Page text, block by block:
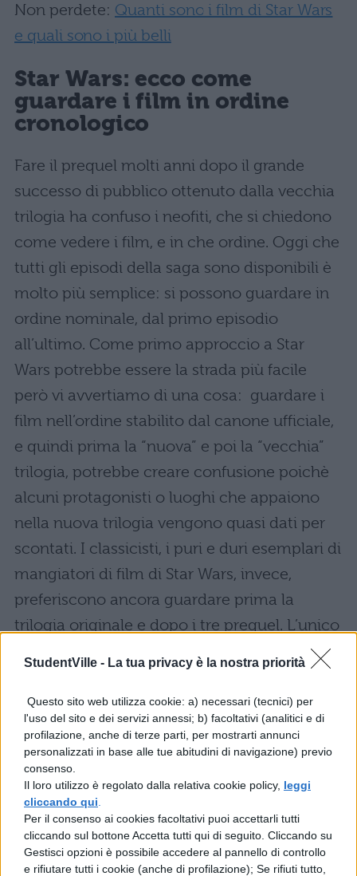
StudentVille - La tua privacy è la nostra priorità
Questo sito web utilizza cookie: a) necessari (tecnici) per
l'uso del sito e dei servizi annessi; b) facoltativi (analitici e di
profilazione, anche di terze parti, per mostrarti annunci
personalizzati in base alle tue abitudini di navigazione) previo
consenso.
Il loro utilizzo è regolato dalla relativa cookie policy, leggi
cliccando qui
Per il consenso ai cookies facoltativi puoi accettarli tutti
cliccando sul bottone Accetta tutti qui di seguito. Cliccando su
Gestisci opzioni è possibile accedere al pannello di controllo
e rifiutare tutti i cookie (anche di profilazione); Se rifiuti tutto,
Non perdete: Quanti sono i film di Star Wars
e quali sono i più belli
Star Wars: ecco come
guardare i film in ordine
cronologico
Fare il prequel molti anni dopo il grande
successo di pubblico ottenuto dalla vecchia
trilogia ha confuso i neofiti, che si chiedono
come vedere i film, e in che ordine. Oggi che
tutti gli episodi della saga sono disponibili è
molto più semplice: si possono guardare in
ordine nominale, dal primo episodio
all’ultimo. Come primo approccio a Star
Wars potrebbe essere la strada più facile
però vi avvertiamo di una cosa: guardare i
film nell’ordine stabilito dal canone ufficiale,
e quindi prima la “nuova” e poi la “vecchia”
trilogia, potrebbe creare confusione poichè
alcuni protagonisti o luoghi che appaiono
nella nuova trilogia vengono quasi dati per
scontati. I classicisti, i puri e duri esemplari di
mangiatori di film di Star Wars, invece,
preferiscono ancora guardare prima la
trilogia originale e dopo i tre prequel. L’unico
problema è che vedendo Gli episodi IV, V e
cose!
Star Wars: guardare i film
come li ha pensati Lucas o
con il“Machete Order”?
Guardare i film della nuova trilogia per poi
proseguire con la vecchia è a tutti gli effetti il